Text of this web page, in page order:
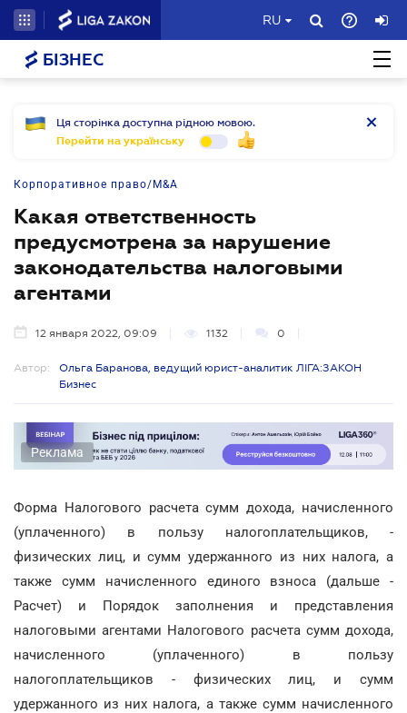
RU
БІЗНЕС
Ця сторінка доступна рідною мовою.
Перейти на українську
Корпоративное право/M&A
Какая ответственность
предусмотрена за нарушение
законодательства налоговыми
агентами
12 января 2022, 09:09 1132 0
Автор:
Ольга Баранова, ведущий юрист-аналитик ЛІГА:ЗАКОН
Бизнес
Реклама
Форма Налогового расчета сумм дохода, начисленного
(уплаченного) в пользу налогоплательщиков, -
физических лиц, и сумм удержанного из них налога, а
также сумм начисленного единого взноса (дальше -
Расчет) и Порядок заполнения и представления
налоговыми агентами Налогового расчета сумм дохода,
начисленного (уплаченного) в пользу
налогоплательщиков - физических лиц, и сумм
удержанного из них налога, а также сумм начисленного